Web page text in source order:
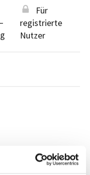
Für
registrierte
Nutzer